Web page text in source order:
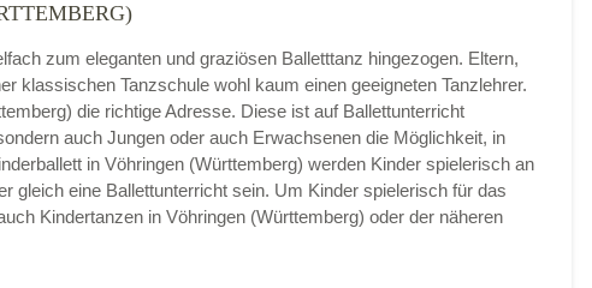
HINZUFÜGEN
— ÖFFNUNGSZEITEN
HINZUFÜGEN
zum eleganten und graziösen Balletttanz hingezogen. Eltern,
klassischen Tanzschule wohl kaum einen geeigneten Tanzlehrer.
die richtige Adresse. Diese ist auf Ballettunterricht
auch Jungen oder auch Erwachsenen die Möglichkeit, in
in Vöhringen (Württemberg) werden Kinder spielerisch an
gleich eine Ballettunterricht sein. Um Kinder spielerisch für das
Kindertanzen in Vöhringen (Württemberg) oder der näheren